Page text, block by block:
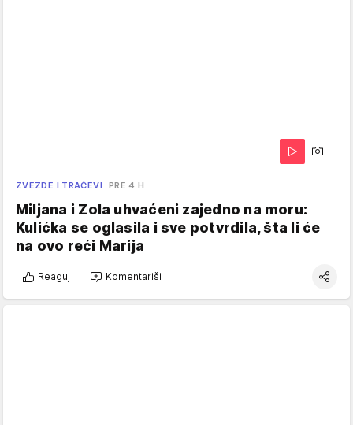
ZVEZDE I TRAČEVI PRE 4 H
Miljana i Zola uhvaćeni zajedno na moru:
Kulićka se oglasila i sve potvrdila, šta li će
na ovo reći Marija
Reaguj Komentariši